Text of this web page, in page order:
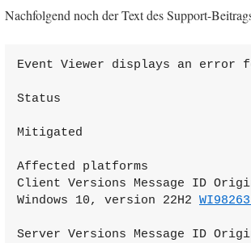
Nachfolgend noch der Text des Support-
Event Viewer displays an error
Status
Mitigated
Affected platforms
Client Versions Message ID
Windows 10, version 22H2
Server Versions Message ID